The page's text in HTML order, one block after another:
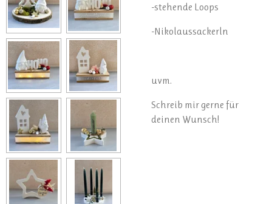
-stehende Loops
-Nikolaussackerln
uvm.
Schreib mir gerne für
deinen Wunsch!